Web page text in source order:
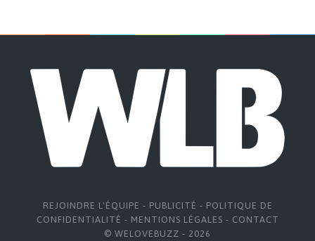
REJOINDRE L'ÉQUIPE - PUBLICITÉ - POLITIQUE DE
CONFIDENTIALITÉ - MENTIONS LÉGALES - CONTACT
© WELOVEBUZZ - 2026